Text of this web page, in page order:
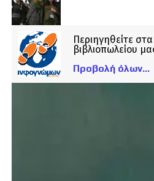
Περιηγηθείτε
βιβλιοπωλείου
Προβολή όλων